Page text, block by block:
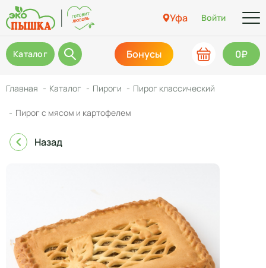
Уфа Войти
Каталог Бонусы 0₽
Главная Каталог Пироги Пирог классический
Пирог с мясом и картофелем
Назад